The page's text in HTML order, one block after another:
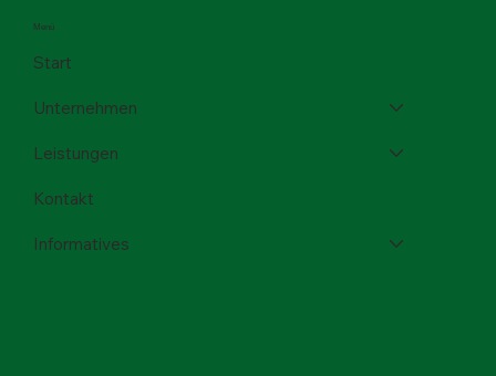
Menü
Start
Unternehmen
Leistungen
Kontakt
Informatives